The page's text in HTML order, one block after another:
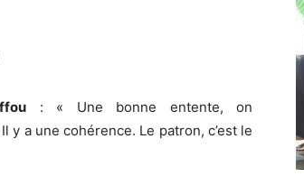
: « Une bonne entente, on
y a une cohérence. Le patron, c’est le